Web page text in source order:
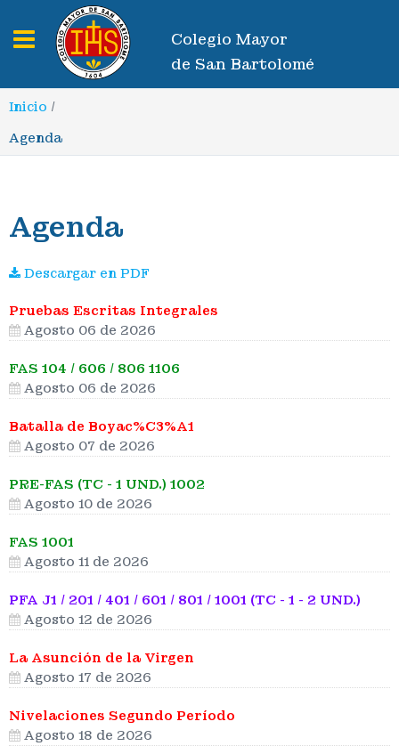
Toggle navigation
Colegio Mayor
de San Bartolomé
Inicio /
Agenda
Agenda
Descargar en PDF
Pruebas Escritas Integrales
Agosto 06 de 2026
FAS 104 / 606 / 806 1106
Agosto 06 de 2026
Batalla de Boyac%C3%A1
Agosto 07 de 2026
PRE-FAS (TC - 1 UND.) 1002
Agosto 10 de 2026
FAS 1001
Agosto 11 de 2026
PFA J1 / 201 / 401 / 601 / 801 / 1001 (TC - 1 - 2 UND.)
Agosto 12 de 2026
La Asunción de la Virgen
Agosto 17 de 2026
Nivelaciones Segundo Período
Agosto 18 de 2026